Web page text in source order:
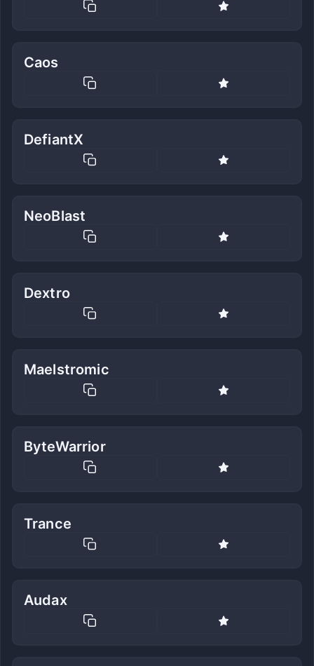
Caos
DefiantX
NeoBlast
Dextro
Maelstromic
ByteWarrior
Trance
Audax